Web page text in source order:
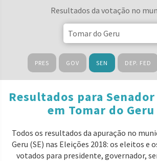
Resultados da votação no
PRES GOV SEN DEP. FED
Resultados para
em Tomar do Geru
Todos os resultados da apuração no
Geru (SE) nas Eleições 2018: os eleitos e
votados para presidente, governador,